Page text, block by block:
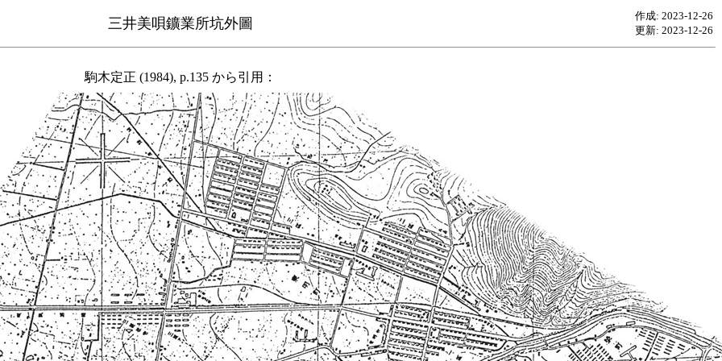
三井美唄鑛業所坑外圖
作成: 2023-12-26
更新: 2023-12-26
駒木定正 (1984), p.135 から引用：